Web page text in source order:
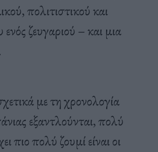
πολιτιστικού και
ζευγαριού – και μια
με τη χρονολογία
εξαντλούνται, πολύ
πιο πολύ ζουμί είναι οι